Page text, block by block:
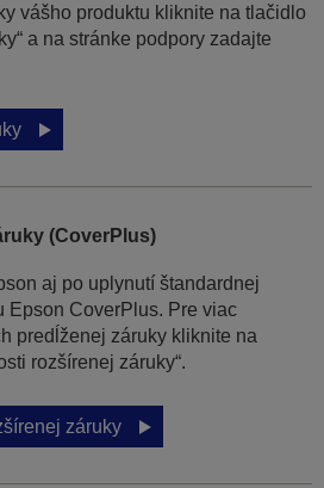
vášho produktu kliknite na tlačidlo
a na stránke podpory zadajte
(CoverPlus)
aj po uplynutí štandardnej
Epson CoverPlus. Pre viac
predĺženej záruky kliknite na
rozšírenej záruky“.
záruky